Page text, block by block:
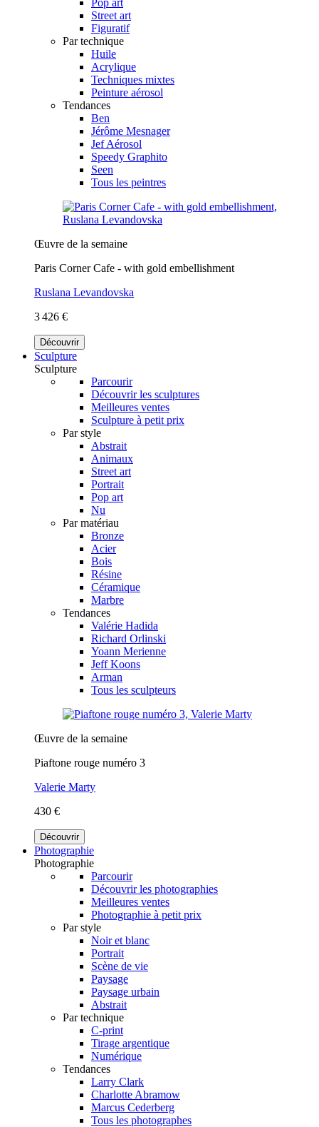
Street art
Figuratif
Par technique
Huile
Acrylique
Techniques mixtes
Peinture aérosol
Tendances
Ben
Jérôme Mesnager
Jef Aérosol
Speedy Graphito
Seen
Tous les peintres
Œuvre de la semaine
Paris Corner Cafe - with gold embellishment
Ruslana Levandovska
3 426 €
Découvrir
Sculpture
Sculpture
Parcourir
Découvrir les sculptures
Meilleures ventes
Sculpture à petit prix
Par style
Abstrait
Animaux
Street art
Portrait
Pop art
Nu
Par matériau
Bronze
Acier
Bois
Résine
Céramique
Marbre
Tendances
Valérie Hadida
Richard Orlinski
Yoann Merienne
Jeff Koons
Arman
Tous les sculpteurs
Œuvre de la semaine
Piaftone rouge numéro 3
Valerie Marty
430 €
Découvrir
Photographie
Photographie
Parcourir
Découvrir les photographies
Meilleures ventes
Photographie à petit prix
Par style
Noir et blanc
Portrait
Scène de vie
Paysage
Paysage urbain
Abstrait
Par technique
C-print
Tirage argentique
Numérique
Tendances
Larry Clark
Charlotte Abramow
Marcus Cederberg
Tous les photographes